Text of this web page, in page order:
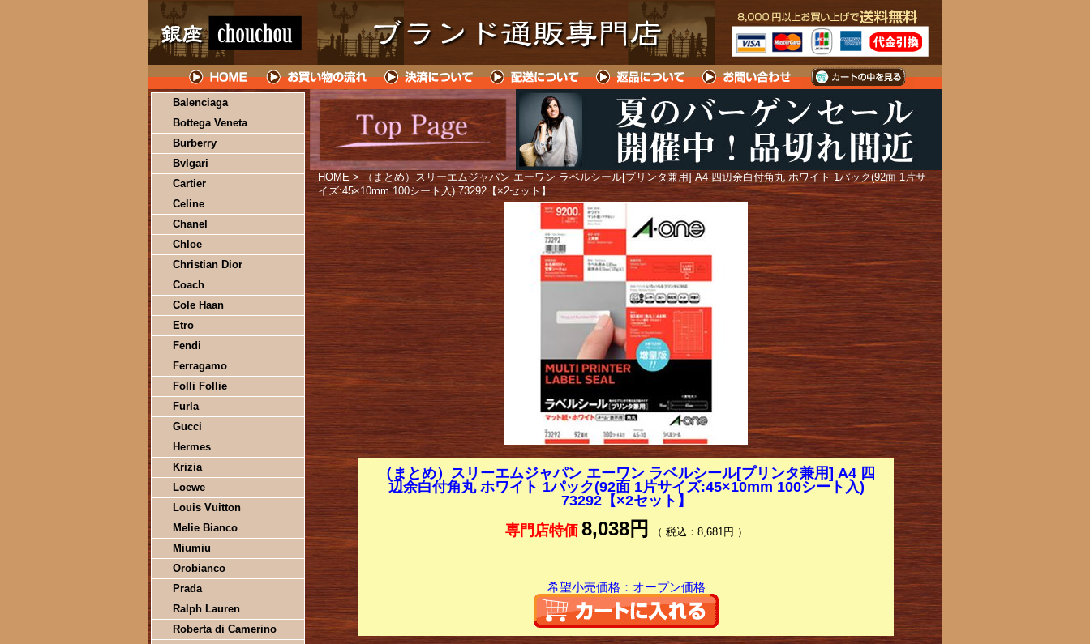
Balenciaga
Bottega Veneta
Burberry
Bvlgari
Cartier
Celine
Chanel
Chloe
Christian Dior
Coach
Cole Haan
Etro
Fendi
Ferragamo
Folli Follie
Furla
Gucci
Hermes
Krizia
Loewe
Louis Vuitton
Melie Bianco
Miumiu
Orobianco
Prada
Ralph Lauren
Roberta di Camerino
HOME > （まとめ）スリーエムジャパン エーワン ラベルシール[プリンタ兼用] A4 四辺余白付角丸 ホワイト 1パック(92面 1片サ
イズ:45×10mm 100シート入) 73292【×2セット】
（まとめ）スリーエムジャパン エーワン ラベルシール[プリンタ兼用] A4 四
辺余白付角丸 ホワイト 1パック(92面 1片サイズ:45×10mm 100シート入)
73292【×2セット】
専門店特価 8,038円 （ 税込：8,681円 ）
希望小売価格：オープン価格